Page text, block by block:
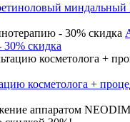
миндальный
скидка
косметолога +